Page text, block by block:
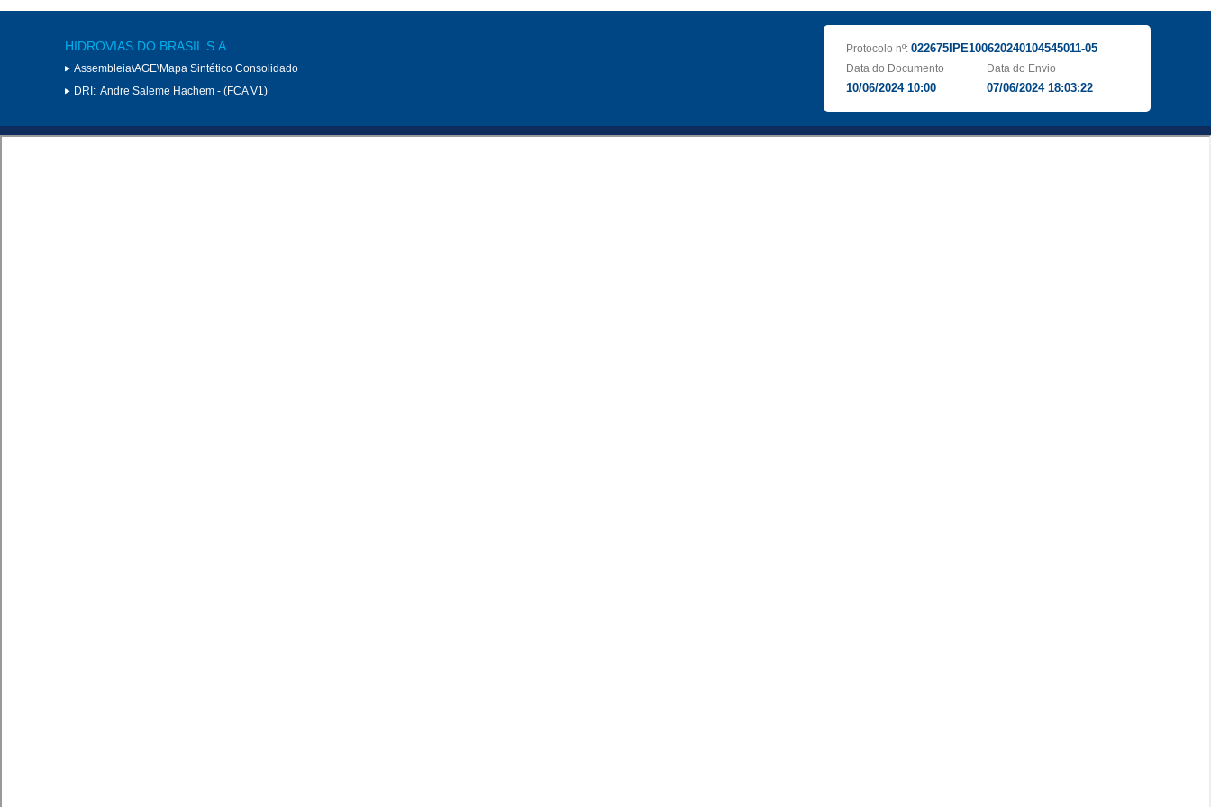
HIDROVIAS DO BRASIL S.A.
Assembleia\AGE\Mapa Sintético Consolidado
DRI: Andre Saleme Hachem - (FCA V1)
Protocolo nº: 022675IPE100620240104545011-05
Data do Documento
10/06/2024 10:00
Data do Envio
07/06/2024 18:03:22